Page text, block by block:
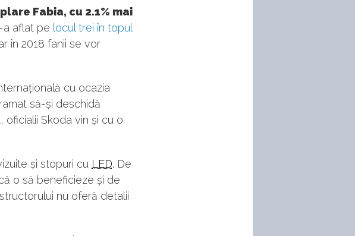
Fabia, cu 2.1% mai
a aflat pe locul trei în topul
în 2018 fanii se vor
cu ocazia
să-și deschidă
oficialii Skoda vin și cu o
și stopuri cu LED. De
o să beneficieze și de
nu oferă detalii